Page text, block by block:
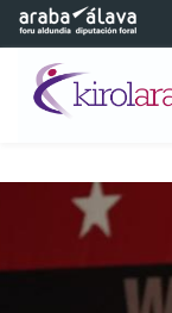
Eduki nagusira joan